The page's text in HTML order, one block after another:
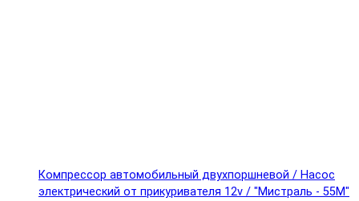
Компрессор автомобильный двухпоршневой / Насос
электрический от прикуривателя 12v / "Мистраль - 55М"